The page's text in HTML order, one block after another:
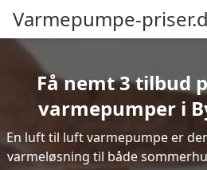
Varmepumpe-
Få nemt 3 tilbud
varmepumper i
En luft til luft varmepumpe er
varmeløsning til både